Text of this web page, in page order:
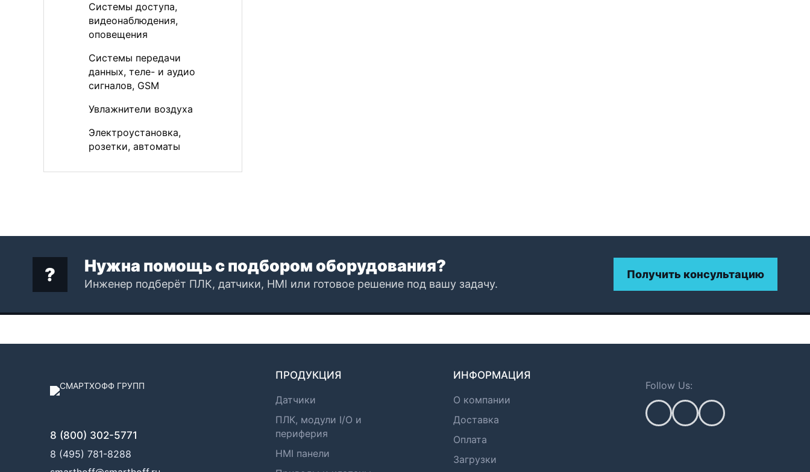
Системы доступа,
видеонаблюдения,
оповещения
Системы передачи
данных, теле- и аудио
сигналов, GSM
Увлажнители воздуха
Электроустановка,
розетки, автоматы
Нужна помощь с подбором оборудования?
Инженер подберёт ПЛК, датчики, HMI или готовое решение под вашу задачу.
Получить консультацию
8 (800) 302-5771
8 (495) 781-8288
ПРОДУКЦИЯ
Датчики
ПЛК, модули I/O и
периферия
HMI панели
ИНФОРМАЦИЯ
О компании
Доставка
Оплата
Загрузки
Follow Us: